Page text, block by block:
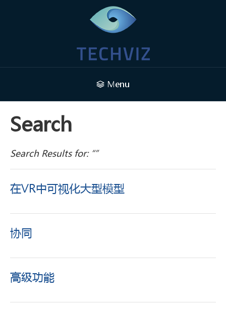
Menu
Search
Search Results for: “”
在VR中可视化大型模型
协同
高级功能